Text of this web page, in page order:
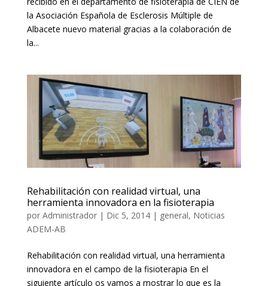
la Asociación Española de Esclerosis Múltiple de
Albacete nuevo material gracias a la colaboración de
la...
Rehabilitación con realidad virtual, una
herramienta innovadora en la fisioterapia
por Administrador| Dic 5, 2014| general, Noticias
ADEM-AB
Rehabilitación con realidad virtual, una herramienta
innovadora en el campo de la fisioterapia En el
siguiente artículo os vamos a mostrar lo que es la